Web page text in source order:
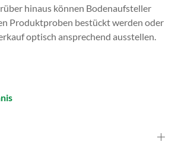
hinaus können Bodenaufsteller
Produktproben bestückt werden oder
optisch ansprechend ausstellen.